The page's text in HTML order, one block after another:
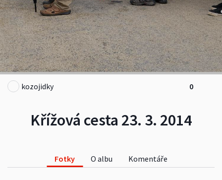
Křížová cesta 23. 3. 2014
kozojidky 0
Fotky O albu Komentáře